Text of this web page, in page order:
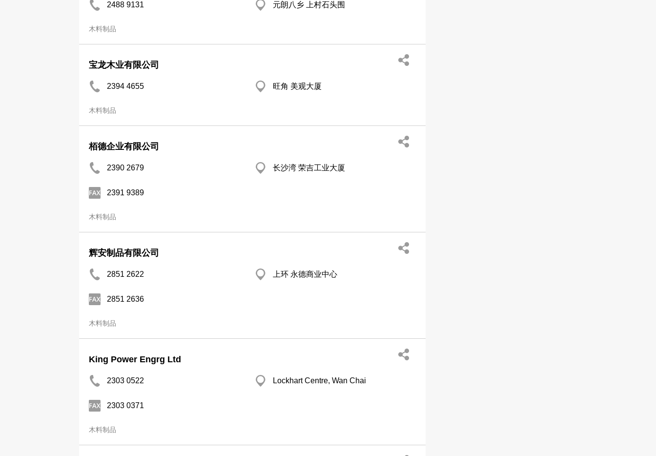
2488 9131 元朗八乡 上村石头围
木料制品
宝龙木业有限公司
2394 4655 旺角 美观大厦
木料制品
栢德企业有限公司
2390 2679 长沙湾 荣吉工业大厦
2391 9389
木料制品
辉安制品有限公司
2851 2622 上环 永德商业中心
2851 2636
木料制品
King Power Engrg Ltd
2303 0522 Lockhart Centre, Wan Chai
2303 0371
木料制品